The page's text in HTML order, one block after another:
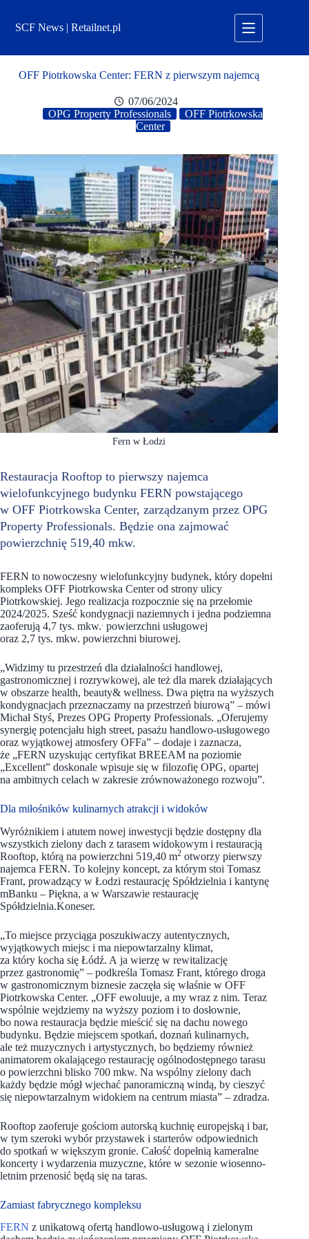
treściSCF News | Retailnet.pl
OFF Piotrkowska Center: FERN z pierwszym najemcą
07/06/2024
OPG Property Professionals
OFF Piotrkowska
Center
Fern w Łodzi
Restauracja Rooftop to pierwszy najemca
wielofunkcyjnego budynku FERN powstającego
w OFF Piotrkowska Center, zarządzanym przez OPG
Property Professionals. Będzie ona zajmować
powierzchnię 519,40 mkw.
FERN to nowoczesny wielofunkcyjny budynek, który dopełni
kompleks OFF Piotrkowska Center od strony ulicy
Piotrkowskiej. Jego realizacja rozpocznie się na przełomie
2024/2025. Sześć kondygnacji naziemnych i jedna podziemna
zaoferują 4,7 tys. mkw.. powierzchni usługowej
oraz 2,7 tys. mkw. powierzchni biurowej.
„Widzimy tu przestrzeń dla działalności handlowej,
gastronomicznej i rozrywkowej, ale też dla marek działających
w obszarze health, beauty& wellness. Dwa piętra na wyższych
kondygnacjach przeznaczamy na przestrzeń biurową” – mówi
Michał Styś, Prezes OPG Property Professionals. „Oferujemy
synergię potencjału high street, pasażu handlowo-usługowego
oraz wyjątkowej atmosfery OFFa” – dodaje i zaznacza,
że „FERN uzyskując certyfikat BREEAM na poziomie
„Excellent” doskonale wpisuje się w filozofię OPG, opartej
na ambitnych celach w zakresie zrównoważonego rozwoju”.
Dla miłośników kulinarnych atrakcji i widoków
Wyróżnikiem i atutem nowej inwestycji będzie dostępny dla
wszystkich zielony dach z tarasem widokowym i restauracją
Rooftop, którą na powierzchni 519,40 m2 otworzy pierwszy
najemca FERN. To kolejny koncept, za którym stoi Tomasz
Frant, prowadzący w Łodzi restaurację Spółdzielnia i kantynę
mBanku – Piękna, a w Warszawie restaurację
Spółdzielnia.Koneser.
„To miejsce przyciąga poszukiwaczy autentycznych,
wyjątkowych miejsc i ma niepowtarzalny klimat,
za który kocha się Łódź. A ja wierzę w rewitalizację
przez gastronomię” – podkreśla Tomasz Frant, którego droga
w gastronomicznym biznesie zaczęła się właśnie w OFF
Piotrkowska Center. „OFF ewoluuje, a my wraz z nim. Teraz
wspólnie wejdziemy na wyższy poziom i to dosłownie,
bo nowa restauracja będzie mieścić się na dachu nowego
budynku. Będzie miejscem spotkań, doznań kulinarnych,
ale też muzycznych i artystycznych, bo będziemy również
animatorem okalającego restaurację ogólnodostępnego tarasu
o powierzchni blisko 700 mkw. Na wspólny zielony dach
każdy będzie mógł wjechać panoramiczną windą, by cieszyć
się niepowtarzalnym widokiem na centrum miasta” – zdradza.
Rooftop zaoferuje gościom autorską kuchnię europejską i bar,
w tym szeroki wybór przystawek i starterów odpowiednich
do spotkań w większym gronie. Całość dopełnią kameralne
koncerty i wydarzenia muzyczne, które w sezonie wiosenno-
letnim przenosić będą się na taras.
Zamiast fabrycznego kompleksu
FERN z unikatową ofertą handlowo-usługową i zielonym